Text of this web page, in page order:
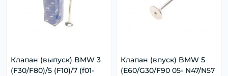
Клапан (выпуск) BMW 3
(F30/F80)/5 (F10)/7 (f01-
Клапан (впуск) BMW 5
(E60/G30/F90 05- N47/N57